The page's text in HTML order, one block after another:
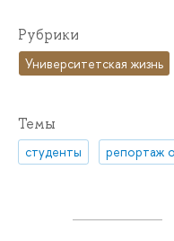
Рубрики
Университетская жизнь
Темы
студенты репортаж